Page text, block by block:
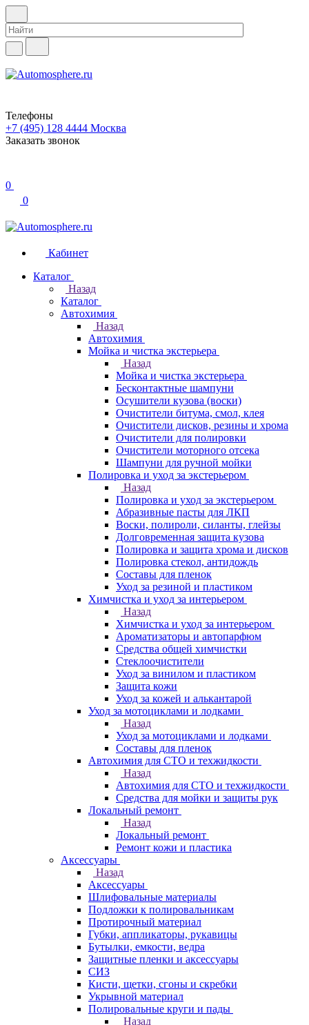
Телефоны
+7 (495) 128 4444 Москва
Заказать звонок
0
0
Кабинет
Каталог
Назад
Каталог
Автохимия
Назад
Автохимия
Мойка и чистка экстерьера
Назад
Мойка и чистка экстерьера
Бесконтактные шампуни
Осушители кузова (воски)
Очистители битума, смол, клея
Очистители дисков, резины и хрома
Очистители для полировки
Очистители моторного отсека
Шампуни для ручной мойки
Полировка и уход за экстерьером
Назад
Полировка и уход за экстерьером
Абразивные пасты для ЛКП
Воски, полироли, силанты, глейзы
Долговременная защита кузова
Полировка и защита хрома и дисков
Полировка стекол, антидождь
Составы для пленок
Уход за резиной и пластиком
Химчистка и уход за интерьером
Назад
Химчистка и уход за интерьером
Ароматизаторы и автопарфюм
Средства общей химчистки
Стеклоочистители
Уход за винилом и пластиком
Защита кожи
Уход за кожей и алькантарой
Уход за мотоциклами и лодками
Назад
Уход за мотоциклами и лодками
Составы для пленок
Автохимия для СТО и техжидкости
Назад
Автохимия для СТО и техжидкости
Средства для мойки и защиты рук
Локальный ремонт
Назад
Локальный ремонт
Ремонт кожи и пластика
Аксессуары
Назад
Аксессуары
Шлифовальные материалы
Подложки к полировальникам
Протирочный материал
Губки, аппликаторы, рукавицы
Бутылки, емкости, ведра
Защитные пленки и аксессуары
СИЗ
Кисти, щетки, сгоны и скребки
Укрывной материал
Полировальные круги и пады
Назад